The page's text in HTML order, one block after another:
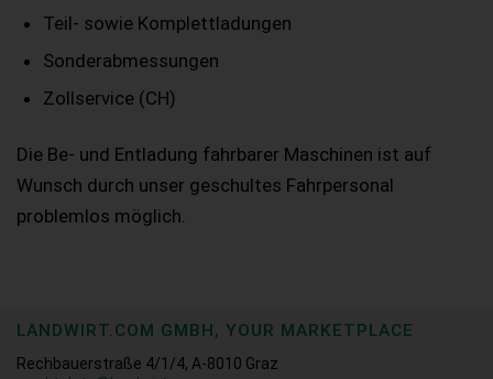
Teil- sowie Komplettladungen
Sonderabmessungen
Zollservice (CH)
Die Be- und Entladung fahrbarer Maschinen ist auf
Wunsch durch unser geschultes Fahrpersonal
problemlos möglich.
LANDWIRT.COM GMBH, YOUR MARKETPLACE
Rechbauerstraße 4/1/4, A-8010 Graz